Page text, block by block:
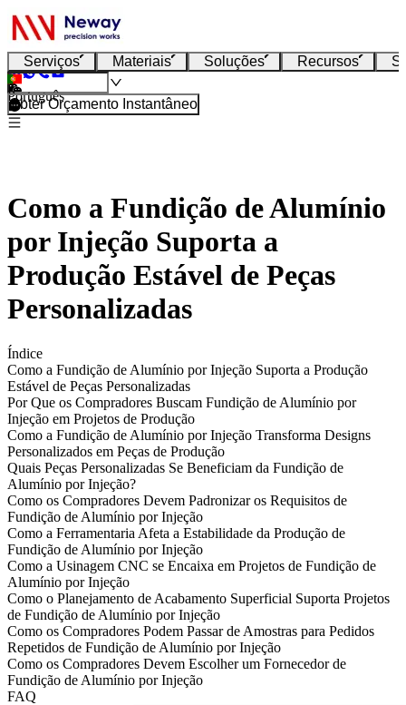
Serviços Materiais Soluções Recursos
Português
Obter Orçamento Instantâneo
Como a Fundição de Alumínio
por Injeção Suporta a
Produção Estável de Peças
Personalizadas
Índice
Como a Fundição de Alumínio por Injeção Suporta a Produção
Estável de Peças Personalizadas
Por Que os Compradores Buscam Fundição de Alumínio por
Injeção em Projetos de Produção
Como a Fundição de Alumínio por Injeção Transforma Designs
Personalizados em Peças de Produção
Quais Peças Personalizadas Se Beneficiam da Fundição de
Alumínio por Injeção?
Como os Compradores Devem Padronizar os Requisitos de
Fundição de Alumínio por Injeção
Como a Ferramentaria Afeta a Estabilidade da Produção de
Fundição de Alumínio por Injeção
Como a Usinagem CNC se Encaixa em Projetos de Fundição de
Alumínio por Injeção
Como o Planejamento de Acabamento Superficial Suporta Projetos
de Fundição de Alumínio por Injeção
Como os Compradores Podem Passar de Amostras para Pedidos
Repetidos de Fundição de Alumínio por Injeção
Como os Compradores Devem Escolher um Fornecedor de
Fundição de Alumínio por Injeção
FAQ